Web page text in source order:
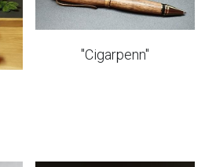
"Cigarpenn"